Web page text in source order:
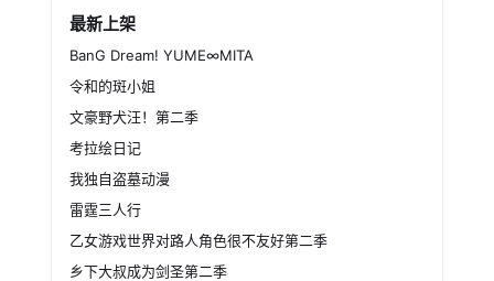
最新上架
BanG Dream! YUME∞MITA
令和的斑小姐
文豪野犬汪！第二季
考拉绘日记
我独自盗墓动漫
雷霆三人行
乙女游戏世界对路人角色很不友好第二季
乡下大叔成为剑圣第二季